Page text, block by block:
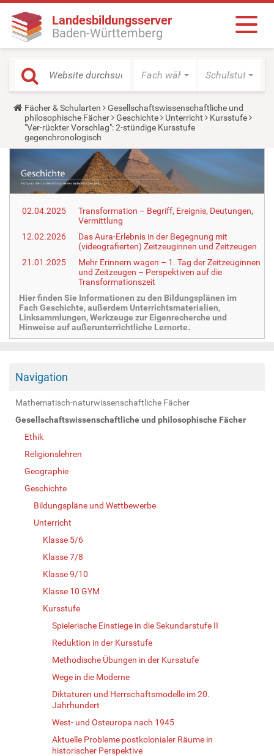
Landesbildungsserver
Baden-Württemberg
Fach wählen Schulstufe
Y
o
u
a
r
e
r
e
Fächer & Schularten
Gesellschaftswissenschaftliche und
philosophische Fächer
Geschichte Unterricht
Kursstufe
"Ver-rückter Vorschlag": 2-stündige Kursstufe
gegenchronologisch
02.04.2025
Transformation – Begriff, Ereignis, Deutungen,
Vermittlung
12.02.2026
Das Aura-Erlebnis in der Begegnung mit
(videografierten) Zeitzeuginnen und Zeitzeugen
21.01.2025
Mehr Erinnern wagen – 1. Tag der Zeitzeuginnen
und Zeitzeugen – Perspektiven auf die
Transformationszeit
Hier finden Sie Informationen zu den Bildungsplänen im
Fach Geschichte, außerdem Unterrichtsmaterialien,
Linksammlungen, Werkzeuge zur Eigenrecherche und
Hinweise auf außerunterrichtliche Lernorte.
Navigation
Mathematisch-naturwissenschaftliche Fächer
Gesellschaftswissenschaftliche und philosophische Fächer
Ethik
Religionslehren
Geographie
Geschichte
Bildungspläne und Wettbewerbe
Unterricht
Klasse 5/6
Klasse 7/8
Klasse 9/10
Klasse 10 GYM
Kursstufe
Spielerische Einstiege in die Sekundarstufe II
Reduktion in der Kursstufe
Methodische Übungen in der Kursstufe
Wege in die Moderne
Diktaturen und Herrschaftsmodelle im 20.
Jahrhundert
West- und Osteuropa nach 1945
Aktuelle Probleme postkolonialer Räume in
historischer Perspektive